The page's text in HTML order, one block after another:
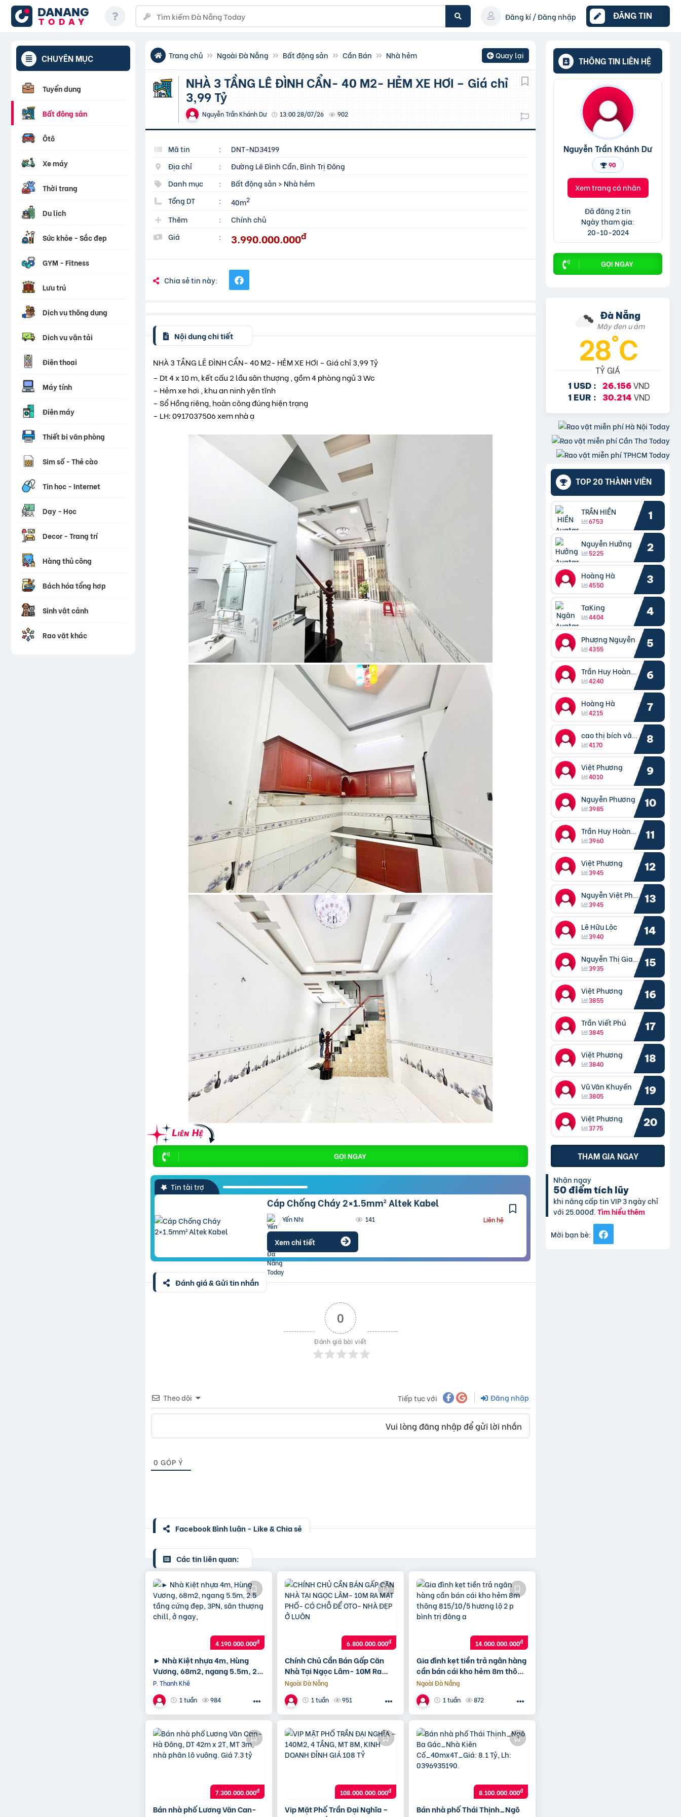
DANANG
TODAY
Đăng kí / Đăng nhập ĐĂNG TIN
CHUYÊN MỤC
Tuyển dụng
Bất động sản
Ôtô
Xe máy
Thời trang
Du lịch
Sức khỏe - Sắc đẹp
GYM - Fitness
Lưu trú
Dịch vụ thông dụng
Dịch vụ vận tải
Điện thoại
Máy tính
Điện máy
Thiết bị văn phòng
Sim số - Thẻ cào
Tin học - Internet
Dạy - Học
Decor - Trang trí
Hàng thủ công
Bách hóa tổng hợp
Sinh vật cảnh
Rao vặt khác
Trang chủ Ngoài Đà Nẵng Bất động sản Cần Bán Nhà hẻm Quay lại
NHÀ 3 TẦNG LÊ ĐÌNH CẨN- 40 M2- HẺM XE HƠI – Giá chỉ
3,99 Tỷ
Nguyễn Trần Khánh Dư 13:00 28/07/26 902
Mã tin :
DNT-ND34199
Địa chỉ
:
Đường Lê Đình Cẩn, Bình Trị Đông
Danh mục
: Bất động sản > Nhà hẻm
Tổng DT
: 40m2
Thêm :
Chính chủ
Giá
: 3.990.000.000đ
Chia sẻ tin này:
Nội dung chi tiết
NHÀ 3 TẦNG LÊ ĐÌNH CẨN- 40 M2- HẺM XE HƠI – Giá chỉ 3,99 Tỷ
– Dt 4 x 10 m, kết cấu 2 lầu sân thượng , gồm 4 phòng ngủ 3 Wc
– Hẻm xe hơi , khu an ninh yên tĩnh
– Sổ Hồng riêng, hoàn công đúng hiện trạng
– LH: 0917037506 xem nhà ạ
GỌI NGAY
Tin tài trợ
Cáp Chống Cháy 2×1.5mm² Altek Kabel
Yến Nhi 141 Liên hệ
Xem chi tiết
Đánh giá & Gửi tin nhắn
0
Đánh giá bài viết
Theo dõi Tiếp tục với Đăng nhập
Vui lòng đăng nhập để gửi lời nhắn
0 GÓP Ý
Facebook Bình luận - Like & Chia sẻ
Các tin liên quan:
► Nhà Kiệt nhựa 4m, Hùng
Vương, 68m2, ngang 5.5m, 2.5
tầng cứng đẹp, 3PN, sân
thượng chill, ở ngay,
P. Thanh Khê
1 tuần
984
4.190.000.000đ
Chính Chủ Cần Bán Gấp Căn
Nhà Tại Ngọc Lâm- 10M Ra
Mặt Phố- Có Chỗ Để Oto- Nhà
Đẹp Ở Luôn
Ngoài Đà Nẵng
1 tuần
951
6.800.000.000đ
Gia đình kẹt tiền trả ngân hàng
cần bán cái kho hẻm 8m thông
815/10/5 hương lộ 2 p bình trị
đông a
Ngoài Đà Nẵng
1 tuần
872
14.000.000.000đ
Bán nhà phố Lương Văn Can-
7.300.000.000đ
Vip Mặt Phố Trần Đại Nghĩa –
108.000.000.000đ
Bán nhà phố Thái Thịnh_Ngõ
8.100.000.000đ
THÔNG TIN LIÊN HỆ
Nguyễn Trần Khánh Dư
90
Xem trang cá nhân
Đã đăng 2 tin
Ngày tham gia:
20-10-2024
GỌI NGAY
Đà Nẵng
Mây đen u ám
28°C
TỶ GIÁ
1 USD : 26.156 VND
1 EUR : 30.214 VND
TOP 20 THÀNH VIÊN
TRẦN HIỀN
6753 1
Nguyễn Hưởng
5225 2
Hoàng Hà
4550 3
TaKing
4404 4
Phượng Nguyễn
4355 5
Trần Huy Hoàng Bắc
4240 6
Hoàng Hà
4215 7
cao thị bích vâng kiều
4170 8
Việt Phương
4010 9
Nguyễn Phương
3985 10
Trần Huy Hoàng Bắc
3960 11
Việt Phương
3945 12
Nguyễn Việt Phương
3945 13
Lê Hữu Lộc
3940 14
Nguyễn Thị Giang
3935 15
Việt Phương
3855 16
Trần Viết Phú
3845 17
Việt Phương
3840 18
Vũ Văn Khuyến
3805 19
Việt Phương
3775 20
THAM GIA NGAY
Nhận ngay
50 điểm tích lũy
khi nâng cấp tin VIP 3 ngày chỉ
với 25.000đ.Tìm hiểu thêm
Mời bạn bè: